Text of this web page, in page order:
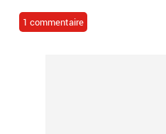
1 commentaire